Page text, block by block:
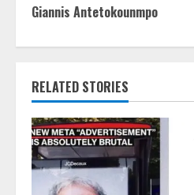
i
n
u
e
R
e
Giannis Antetokounmpo
RELATED STORIES